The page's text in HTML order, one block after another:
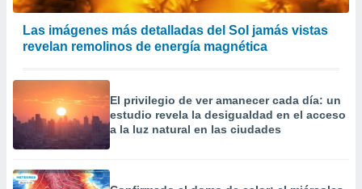
Las imágenes más detalladas del Sol jamás vistas
revelan remolinos de energía magnética
El privilegio de ver amanecer cada día: un
estudio revela la desigualdad en el acceso
a la luz natural en las ciudades